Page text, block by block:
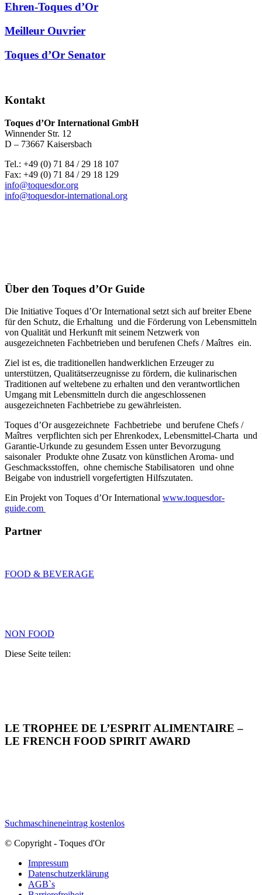
Ehren-Toques d’Or
Meilleur Ouvrier
Toques d’Or Senator
Kontakt
Toques d’Or International GmbH
Winnender Str. 12
D – 73667 Kaisersbach
Tel.: +49 (0) 71 84 / 29 18 107
Fax: +49 (0) 71 84 / 29 18 129
info@toquesdor.org
info@toquesdor-international.org
Über den Toques d’Or Guide
Die Initiative Toques d’Or International setzt sich auf breiter Ebene
für den Schutz, die Erhaltung und die Förderung von Lebensmitteln
von Qualität und Herkunft mit seinem Netzwerk von
ausgezeichneten Fachbetrieben und berufenen Chefs / Maîtres ein.
Ziel ist es, die traditionellen handwerklichen Erzeuger zu
unterstützen, Qualitätserzeugnisse zu fördern, die kulinarischen
Traditionen auf weltebene zu erhalten und den verantwortlichen
Umgang mit Lebensmitteln durch die angeschlossenen
ausgezeichneten Fachbetriebe zu gewährleisten.
Toques d’Or ausgezeichnete Fachbetriebe und berufene Chefs /
Maîtres verpflichten sich per Ehrenkodex, Lebensmittel-Charta und
Garantie-Urkunde zu gesundem Essen unter Bevorzugung
saisonaler Produkte ohne Zusatz von künstlichen Aroma- und
Geschmacksstoffen, ohne chemische Stabilisatoren und ohne
Beigabe von industriell vorgefertigten Hilfszutaten.
Ein Projekt von Toques d’Or International www.toquesdor-
guide.com
Partner
FOOD & BEVERAGE
NON FOOD
Diese Seite teilen:
LE TROPHEE DE L’ESPRIT ALIMENTAIRE –
LE FRENCH FOOD SPIRIT AWARD
Suchmaschineneintrag kostenlos
© Copyright - Toques d'Or
Impressum
Datenschutzerklärung
AGB`s